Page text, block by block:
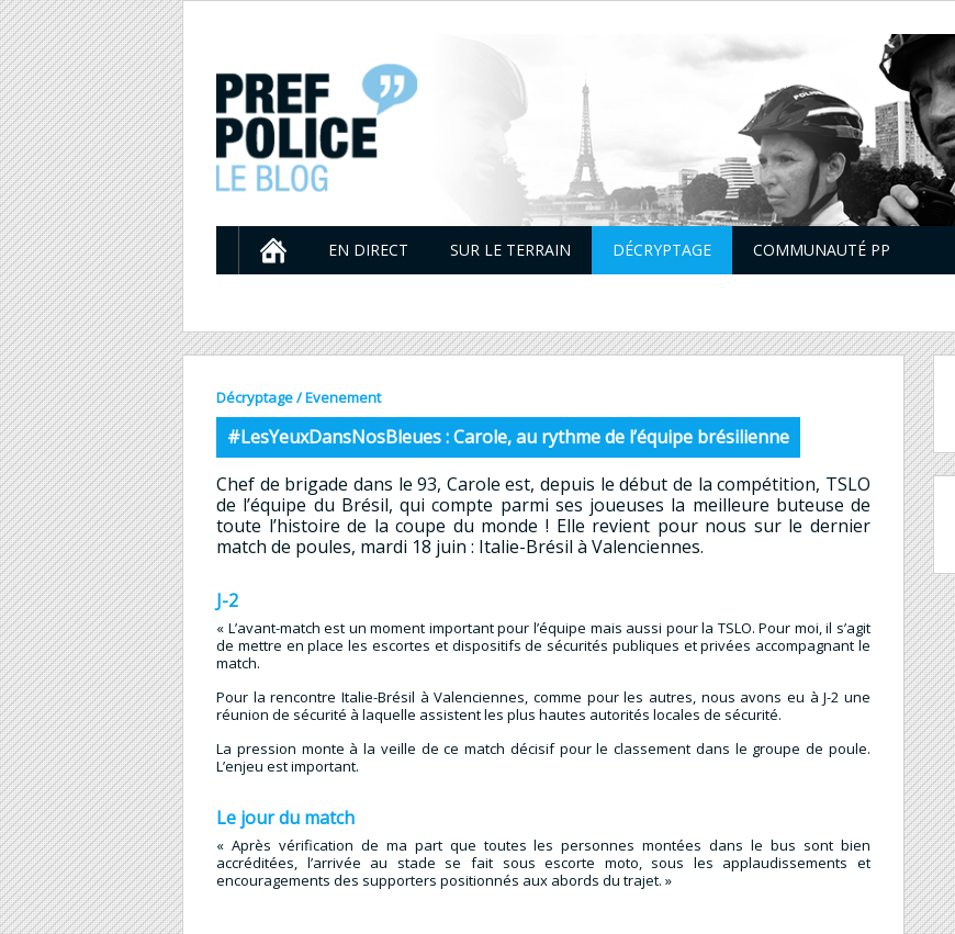
EN DIRECT SUR LE TERRAIN DÉCRYPTAGE COMMUNAUTÉ PP
Décryptage/Evenement
#LesYeuxDansNosBleues : Carole, au rythme de l’équipe brésilienne
Chef de brigade dans le 93, Carole est, depuis le début de la compétition, TSLO
de l’équipe du Brésil, qui compte parmi ses joueuses la meilleure buteuse de
toute l’histoire de la coupe du monde ! Elle revient pour nous sur le dernier
match de poules, mardi 18 juin : Italie-Brésil à Valenciennes.
J-2
« L’avant-match est un moment important pour l’équipe mais aussi pour la TSLO. Pour moi, il s’agit
de mettre en place les escortes et dispositifs de sécurités publiques et privées accompagnant le
match.
Pour la rencontre Italie-Brésil à Valenciennes, comme pour les autres, nous avons eu à J-2 une
réunion de sécurité à laquelle assistent les plus hautes autorités locales de sécurité.
La pression monte à la veille de ce match décisif pour le classement dans le groupe de poule.
L’enjeu est important.
Le jour du match
« Après vérification de ma part que toutes les personnes montées dans le bus sont bien
accréditées, l’arrivée au stade se fait sous escorte moto, sous les applaudissements et
encouragements des supporters positionnés aux abords du trajet. »